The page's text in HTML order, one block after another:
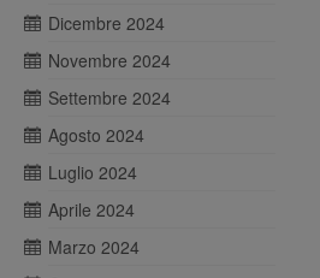
Dicembre 2024
Novembre 2024
Settembre 2024
Agosto 2024
Luglio 2024
Aprile 2024
Marzo 2024